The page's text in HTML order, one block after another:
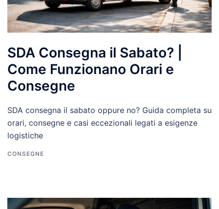
SDA Consegna il Sabato? |
Come Funzionano Orari e
Consegne
SDA consegna il sabato oppure no? Guida completa su
orari, consegne e casi eccezionali legati a esigenze
logistiche
CONSEGNE